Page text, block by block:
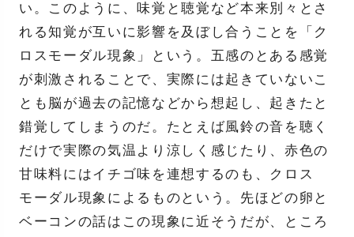
い。このように、味覚と聴覚など本来別々とさ
れる知覚が互いに影響を及ぼし合うことを「ク
ロスモーダル現象」という。五感のとある感覚
が刺激されることで、実際には起きていないこ
とも脳が過去の記憶などから想起し、起きたと
錯覚してしまうのだ。たとえば風鈴の音を聴く
だけで実際の気温より涼しく感じたり、赤色の
甘味料にはイチゴ味を連想するのも、クロス
モーダル現象によるものという。先ほどの卵と
ベーコンの話はこの現象に近そうだが、ところ